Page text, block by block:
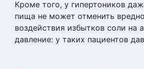
Кроме того, у гипертоников
пища не может отменить
воздействия избытков соли на
давление: у таких пациентов